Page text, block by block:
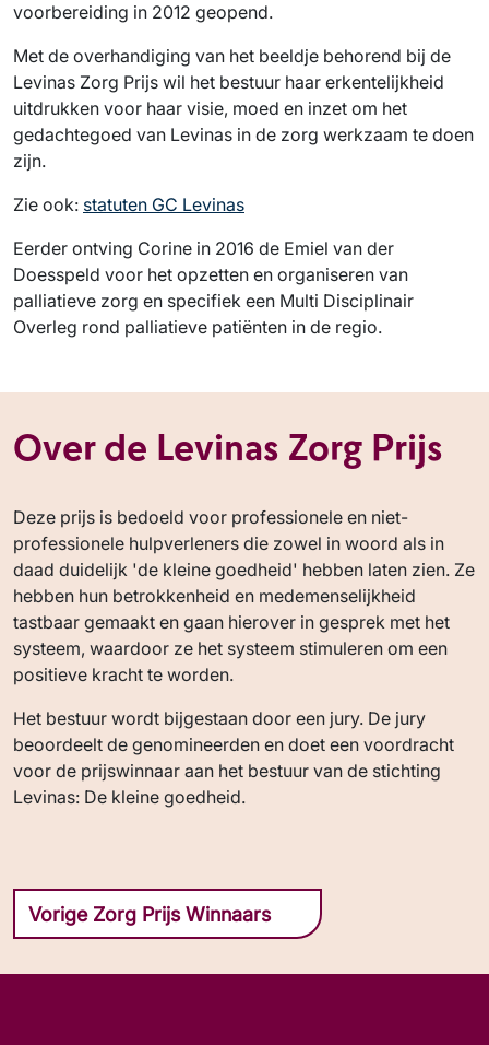
voorbereiding in 2012 geopend.
Met de overhandiging van het beeldje behorend bij de
Levinas Zorg Prijs wil het bestuur haar erkentelijkheid
uitdrukken voor haar visie, moed en inzet om het
gedachtegoed van Levinas in de zorg werkzaam te doen
zijn.
Zie ook: statuten GC Levinas
Eerder ontving Corine in 2016 de Emiel van der
Doesspeld voor het opzetten en organiseren van
palliatieve zorg en specifiek een Multi Disciplinair
Overleg rond palliatieve patiënten in de regio.
Over de Levinas Zorg Prijs
Deze prijs is bedoeld voor professionele en niet-
professionele hulpverleners die zowel in woord als in
daad duidelijk 'de kleine goedheid' hebben laten zien. Ze
hebben hun betrokkenheid en medemenselijkheid
tastbaar gemaakt en gaan hierover in gesprek met het
systeem, waardoor ze het systeem stimuleren om een
positieve kracht te worden.
Het bestuur wordt bijgestaan door een jury. De jury
beoordeelt de genomineerden en doet een voordracht
voor de prijswinnaar aan het bestuur van de stichting
Levinas: De kleine goedheid.
Vorige Zorg Prijs Winnaars